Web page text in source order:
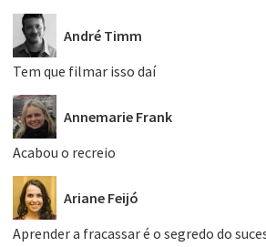
André Timm
Tem que filmar isso daí
Annemarie Frank
Acabou o recreio
Ariane Feijó
Aprender a fracassar é o segredo do